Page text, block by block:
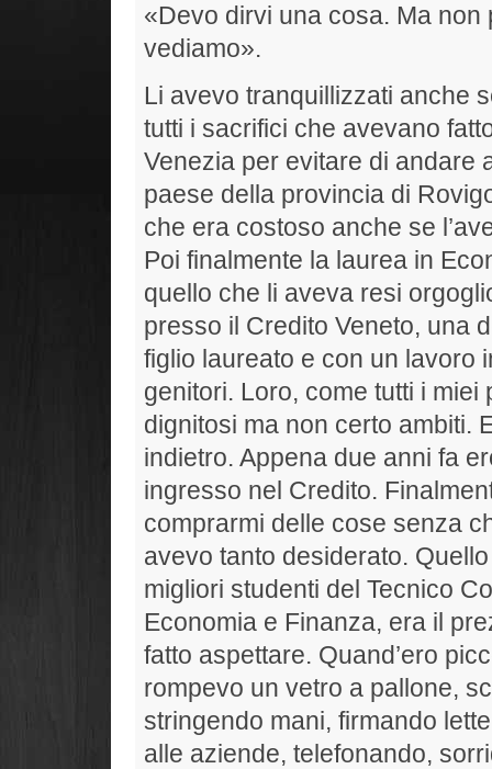
«Devo dirvi una cosa. Ma
vediamo».
Li avevo tranquillizzati anche
tutti i sacrifici che avevano
Venezia per evitare di andare
paese della provincia di
che era costoso anche se
Poi finalmente la laurea in
quello che li aveva resi
presso il Credito Veneto, una
figlio laureato e con un lavoro
genitori. Loro, come tutti i
dignitosi ma non certo ambiti.
indietro. Appena due anni fa
ingresso nel Credito.
comprarmi delle cose senza
avevo tanto desiderato.
migliori studenti del Tecnico
Economia e Finanza, era il
fatto aspettare. Quand’ero
rompevo un vetro a pallone,
stringendo mani, firmando
alle aziende, telefonando,